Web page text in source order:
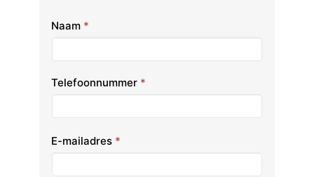
Naam *
Telefoonnummer *
E-mailadres *